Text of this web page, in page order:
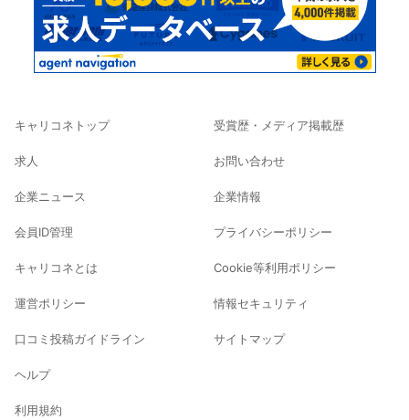
キャリコネトップ
求人
企業ニュース
会員ID管理
キャリコネとは
運営ポリシー
口コミ投稿ガイドライン
ヘルプ
利用規約
受賞歴・メディア掲載歴
お問い合わせ
企業情報
プライバシーポリシー
Cookie等利用ポリシー
情報セキュリティ
サイトマップ